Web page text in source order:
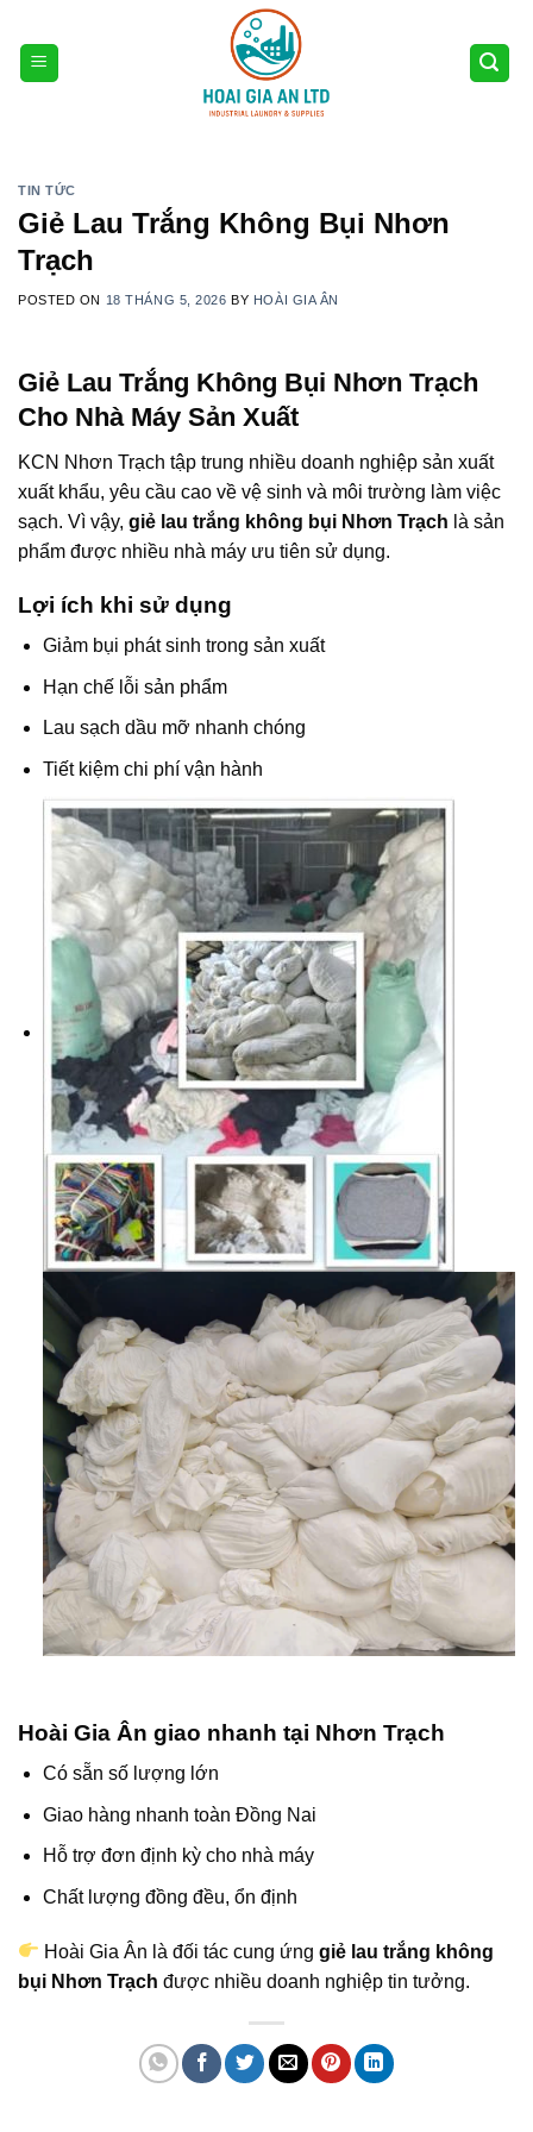
content
TIN TỨC
Giẻ Lau Trắng Không Bụi Nhơn
Trạch
POSTED ON 18 THÁNG 5, 2026 BY HOÀI GIA ÂN
Giẻ Lau Trắng Không Bụi Nhơn Trạch
Cho Nhà Máy Sản Xuất
KCN Nhơn Trạch tập trung nhiều doanh nghiệp sản xuất
xuất khẩu, yêu cầu cao về vệ sinh và môi trường làm việc
sạch. Vì vậy, giẻ lau trắng không bụi Nhơn Trạch là sản
phẩm được nhiều nhà máy ưu tiên sử dụng.
Lợi ích khi sử dụng
Giảm bụi phát sinh trong sản xuất
Hạn chế lỗi sản phẩm
Lau sạch dầu mỡ nhanh chóng
Tiết kiệm chi phí vận hành
Hoài Gia Ân giao nhanh tại Nhơn Trạch
Có sẵn số lượng lớn
Giao hàng nhanh toàn Đồng Nai
Hỗ trợ đơn định kỳ cho nhà máy
Chất lượng đồng đều, ổn định
Hoài Gia Ân là đối tác cung ứnggiẻ lau trắng không
bụi Nhơn Trạch được nhiều doanh nghiệp tin tưởng.